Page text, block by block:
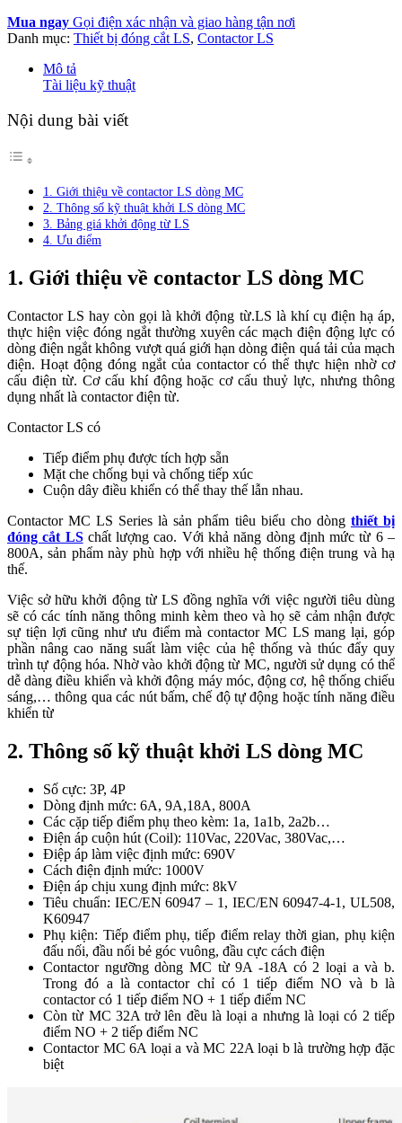
Mua ngay Gọi điện xác nhận và giao hàng tận nơi
Danh mục: Thiết bị đóng cắt LS, Contactor LS
Mô tả
Tài liệu kỹ thuật
Nội dung bài viết
1. Giới thiệu về contactor LS dòng MC
2. Thông số kỹ thuật khởi LS dòng MC
3. Bảng giá khởi động từ LS
4. Ưu điểm
1. Giới thiệu về contactor LS dòng MC
Contactor LS hay còn gọi là khởi động từ.LS là khí cụ điện hạ áp,
thực hiện việc đóng ngắt thường xuyên các mạch điện động lực có
dòng điện ngắt không vượt quá giới hạn dòng điện quá tải của mạch
điện. Hoạt động đóng ngắt của contactor có thể thực hiện nhờ cơ
cấu điện từ. Cơ cấu khí động hoặc cơ cấu thuỷ lực, nhưng thông
dụng nhất là contactor điện từ.
Contactor LS có
Tiếp điểm phụ được tích hợp sẵn
Mặt che chống bụi và chống tiếp xúc
Cuộn dây điều khiển có thể thay thế lẫn nhau.
Contactor MC LS Series là sản phẩm tiêu biểu cho dòng thiết bị
đóng cắt LSchất lượng cao. Với khả năng dòng định mức từ 6 –
800A, sản phẩm này phù hợp với nhiều hệ thống điện trung và hạ
thế.
Việc sở hữu khởi động từ LS đồng nghĩa với việc người tiêu dùng
sẽ có các tính năng thông minh kèm theo và họ sẽ cảm nhận được
sự tiện lợi cũng như ưu điểm mà contactor MC LS mang lại, góp
phần nâng cao năng suất làm việc của hệ thống và thúc đẩy quy
trình tự động hóa. Nhờ vào khởi động từ MC, người sử dụng có thể
dễ dàng điều khiển và khởi động máy móc, động cơ, hệ thống chiếu
sáng,… thông qua các nút bấm, chế độ tự động hoặc tính năng điều
khiển từ
2. Thông số kỹ thuật khởi LS dòng MC
Số cực: 3P, 4P
Dòng định mức: 6A, 9A,18A, 800A
Các cặp tiếp điểm phụ theo kèm: 1a, 1a1b, 2a2b…
Điện áp cuộn hút (Coil): 110Vac, 220Vac, 380Vac,…
Điệp áp làm việc định mức: 690V
Cách điện định mức: 1000V
Điện áp chịu xung định mức: 8kV
Tiêu chuẩn: IEC/EN 60947 – 1, IEC/EN 60947-4-1, UL508,
K60947
Phụ kiện: Tiếp điểm phụ, tiếp điểm relay thời gian, phụ kiện
đấu nối, đầu nối bẻ góc vuông, đầu cực cách điện
Contactor ngưỡng dòng MC từ 9A -18A có 2 loại a và b.
Trong đó a là contactor chỉ có 1 tiếp điểm NO và b là
contactor có 1 tiếp điểm NO + 1 tiếp điểm NC
Còn từ MC 32A trở lên đều là loại a nhưng là loại có 2 tiếp
điểm NO + 2 tiếp điểm NC
Contactor MC 6A loại a và MC 22A loại b là trường hợp đặc
biệt